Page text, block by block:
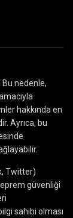
nedenle,
hakkında en
Ayrıca, bu
Twitter)
güvenliği
sahibi olması